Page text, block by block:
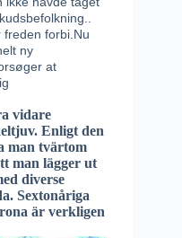
freden forbi.Nu
ny
at
vidare
Enligt den
man tvärtom
man lägger ut
diverse
Sextonåriga
är verkligen